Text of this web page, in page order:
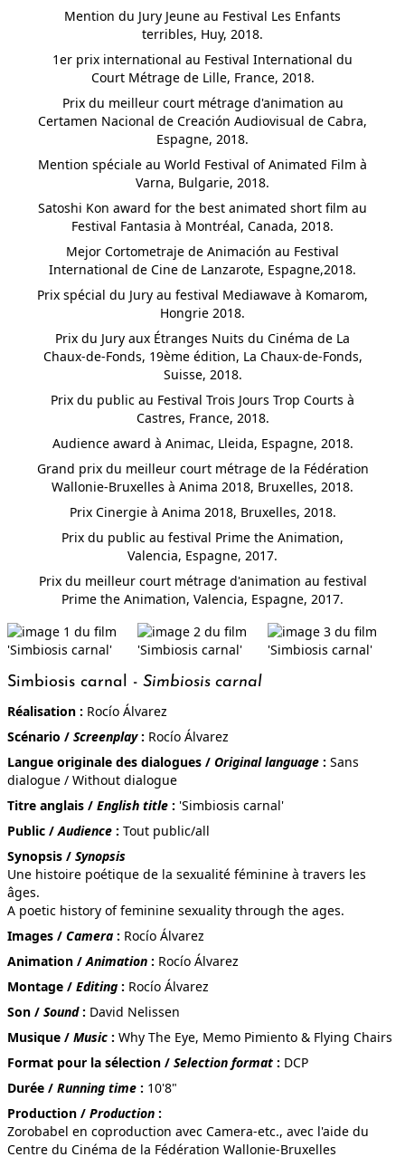
CE QUI BOUGE EST VIVANT
ALEX BARBIER : PORTRAITS
CÂLINE
LES LIAISONS FOIREUSES
LA DERNIÈRE ÉNERGIE
COLLAPSE
ALZHEIMER BLUES
LA VIGIE
TRAIN STATION
SAIGON SUR MARNE
MOTAMO
Mention du Jury Jeune au Festival Les Enfants
terribles, Huy, 2018.
1er prix international au Festival International du
Court Métrage de Lille, France, 2018.
Prix du meilleur court métrage d'animation au
Certamen Nacional de Creación Audiovisual de Cabra,
Espagne, 2018.
Mention spéciale au World Festival of Animated Film à
Varna, Bulgarie, 2018.
Satoshi Kon award for the best animated short film au
Festival Fantasia à Montréal, Canada, 2018.
Mejor Cortometraje de Animación au Festival
International de Cine de Lanzarote, Espagne,2018.
Prix spécial du Jury au festival Mediawave à Komarom,
Hongrie 2018.
Prix du Jury aux Étranges Nuits du Cinéma de La
Chaux-de-Fonds, 19ème édition, La Chaux-de-Fonds,
Suisse, 2018.
Prix du public au Festival Trois Jours Trop Courts à
Castres, France, 2018.
Audience award à Animac, Lleida, Espagne, 2018.
Grand prix du meilleur court métrage de la Fédération
Wallonie-Bruxelles à Anima 2018, Bruxelles, 2018.
Prix Cinergie à Anima 2018, Bruxelles, 2018.
Prix du public au festival Prime the Animation,
Valencia, Espagne, 2017.
Prix du meilleur court métrage d'animation au festival
Prime the Animation, Valencia, Espagne, 2017.
Simbiosis carnal - Simbiosis carnal
Réalisation : Rocío Álvarez
Scénario / Screenplay: Rocío Álvarez
Langue originale des dialogues / Original language : Sans
dialogue / Without dialogue
Titre anglais / English title : 'Simbiosis carnal'
Public /Audience : Tout public/all
Synopsis / Synopsis
Une histoire poétique de la sexualité féminine à travers les
âges.
A poetic history of feminine sexuality through the ages.
Images / Camera : Rocío Álvarez
Animation /Animation : Rocío Álvarez
Montage / Editing : Rocío Álvarez
Son / Sound: David Nelissen
Musique / Music : Why The Eye, Memo Pimiento & Flying Chairs
Format pour la sélection / Selection format : DCP
Durée / Running time : 10'8"
Production / Production :
Zorobabel en coproduction avec Camera-etc., avec l'aide du
Centre du Cinéma de la Fédération Wallonie-Bruxelles